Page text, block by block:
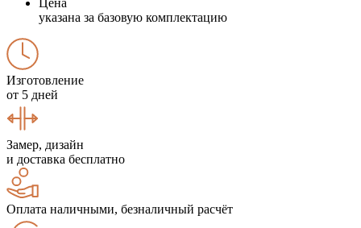
указана за базовую комплектацию
Изготовление
от 5 дней
Замер, дизайн
и доставка бесплатно
Оплата наличными, безналичный расчёт